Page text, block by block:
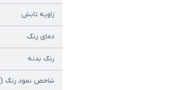
زاویه تابش
دمای رنگ
رنگ بدنه
شاخص نمود رنگ (CRI)